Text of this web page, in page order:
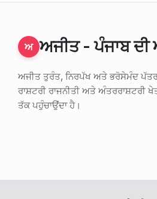
ਅ ਅਜੀਤ - ਪੰਜਾਬ
ਅਜੀਤ ਤੁਰੰਤ, ਨਿਰਪੱਖ ਅਤੇ ਭਰੋਸੇਮੰਦ
ਰਾਸ਼ਟਰੀ ਰਾਜਨੀਤੀ ਅਤੇ ਅੰਤਰਰਾਸ਼ਟਰੀ
ਤੱਕ ਪਹੁੰਚਾਉਂਦਾ ਹੈ।